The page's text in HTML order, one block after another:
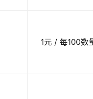
1元 / 每100数